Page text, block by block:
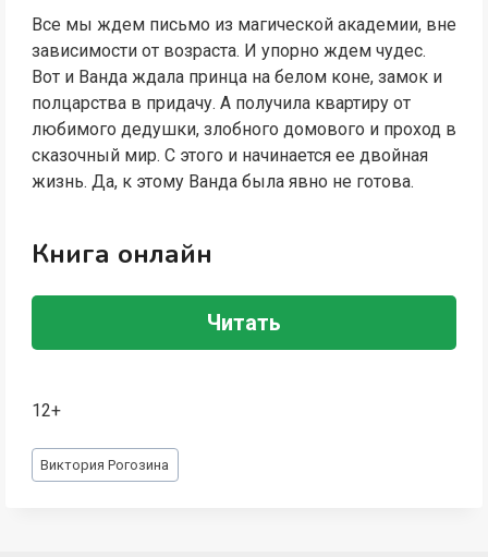
Все мы ждем письмо из магической академии, вне
зависимости от возраста. И упорно ждем чудес.
Вот и Ванда ждала принца на белом коне, замок и
полцарства в придачу. А получила квартиру от
любимого дедушки, злобного домового и проход в
сказочный мир. С этого и начинается ее двойная
жизнь. Да, к этому Ванда была явно не готова.
Книга онлайн
Читать
12+
Метки
записи:
Виктория Рогозина